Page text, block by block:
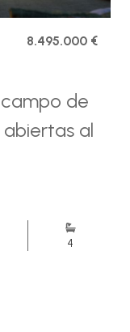
8.495.000 €
de
al
4